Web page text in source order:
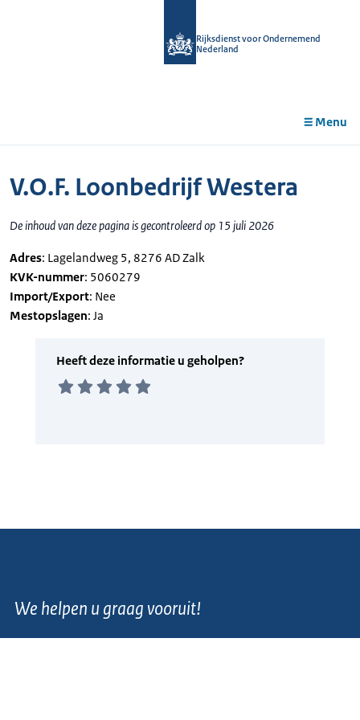
Rijksdienst voor Ondernemend
Nederland
Menu
V.O.F. Loonbedrijf Westera
De inhoud van deze pagina is gecontroleerd op 15 juli 2026
Adres: Lagelandweg 5, 8276 AD Zalk
KVK-nummer: 5060279
Import/Export: Nee
Mestopslagen: Ja
We helpen u graag vooruit!